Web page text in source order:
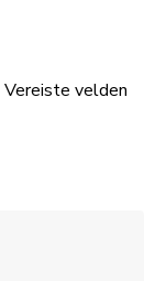
Vereiste velden